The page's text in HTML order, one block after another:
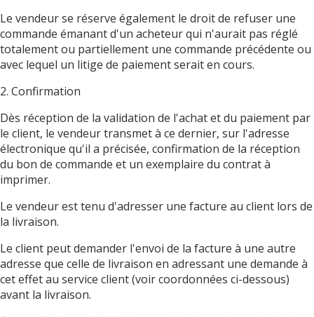
Le vendeur se réserve également le droit de refuser une
commande émanant d'un acheteur qui n'aurait pas réglé
totalement ou partiellement une commande précédente ou
avec lequel un litige de paiement serait en cours.
2. Confirmation
Dès réception de la validation de l'achat et du paiement par
le client, le vendeur transmet à ce dernier, sur l'adresse
électronique qu'il a précisée, confirmation de la réception
du bon de commande et un exemplaire du contrat à
imprimer.
Le vendeur est tenu d'adresser une facture au client lors de
la livraison.
Le client peut demander l'envoi de la facture à une autre
adresse que celle de livraison en adressant une demande à
cet effet au service client (voir coordonnées ci-dessous)
avant la livraison.